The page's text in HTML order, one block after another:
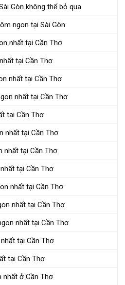
Gòn không thể bỏ qua.
ngon tại Sài Gòn
nhất tại Cần Thơ
tại Cần Thơ
nhất tại Cần Thơ
nhất tại Cần Thơ
tại Cần Thơ
nhất tại Cần Thơ
nhất tại Cần Thơ
tại Cần Thơ
nhất tại Cần Thơ
nhất tại Cần Thơ
nhất tại Cần Thơ
tại Cần Thơ
tại Cần Thơ
nhất ở Cần Thơ